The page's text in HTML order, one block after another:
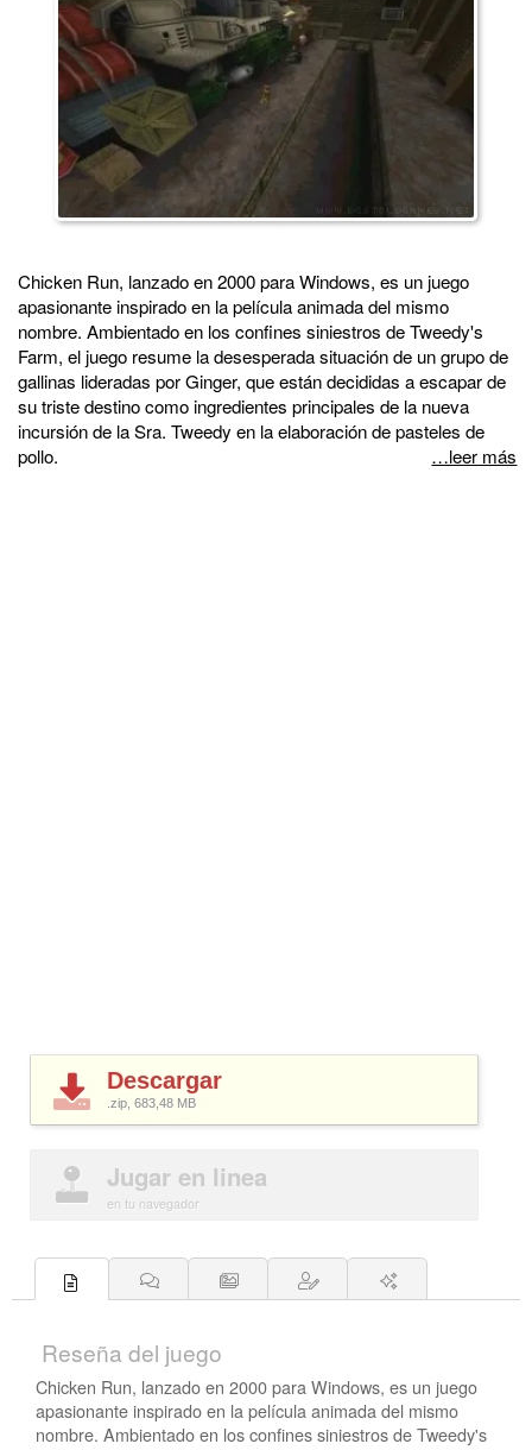
Chicken Run, lanzado en 2000 para Windows, es un juego
apasionante inspirado en la película animada del mismo
nombre. Ambientado en los confines siniestros de Tweedy's
Farm, el juego resume la desesperada situación de un grupo de
gallinas lideradas por Ginger, que están decididas a escapar de
su triste destino como ingredientes principales de la nueva
incursión de la Sra. Tweedy en la elaboración de pasteles de
pollo.
…leer más
Descargar
.zip, 683,48 MB
Jugar en linea
en tu navegador
Reseña del juego
Chicken Run, lanzado en 2000 para Windows, es un juego
apasionante inspirado en la película animada del mismo
nombre. Ambientado en los confines siniestros de Tweedy's